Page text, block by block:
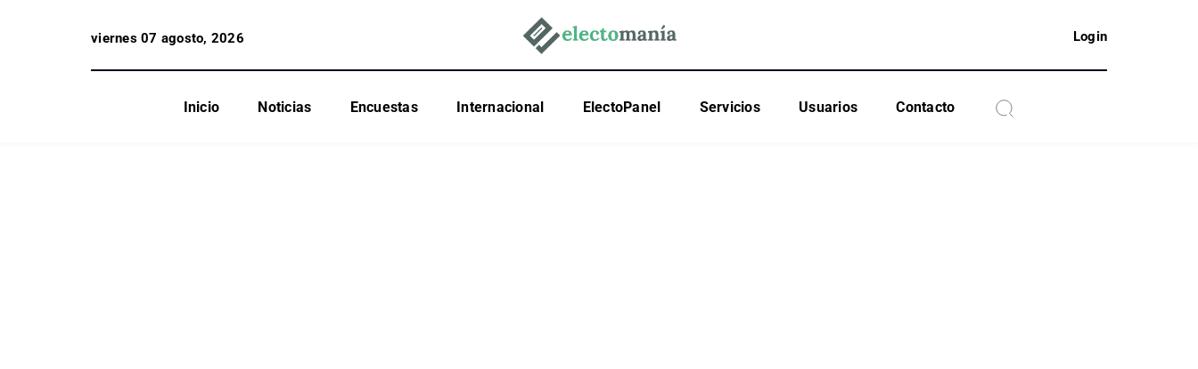
viernes 07 agosto, 2026 Login
Inicio Noticias Encuestas Internacional ElectoPanel Servicios Usuarios Contacto